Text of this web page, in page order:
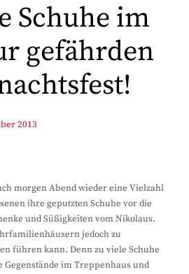
Schuhe im
gefährden
2013
morgen Abend wieder eine Vielzahl
ihre geputzten Schuhe vor die
und Süßigkeiten vom Nikolaus.
jedoch zu
führen kann. Denn zu viele Schuhe
Gegenstände im Treppenhaus und